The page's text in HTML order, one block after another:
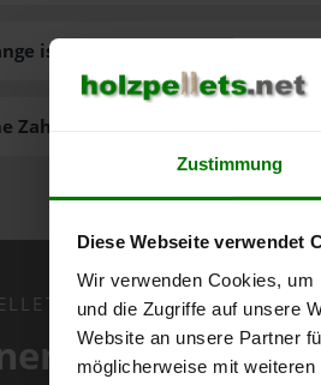
Zustimmung
Diese Webseite verwendet
Wir verwenden Cookies,
und die Zugriffe auf unsere
Website an unsere Partner
möglicherweise mit
Zahlungsarten gibt es?
ist die Lieferzeit der Pellets?
APP
Sie schon